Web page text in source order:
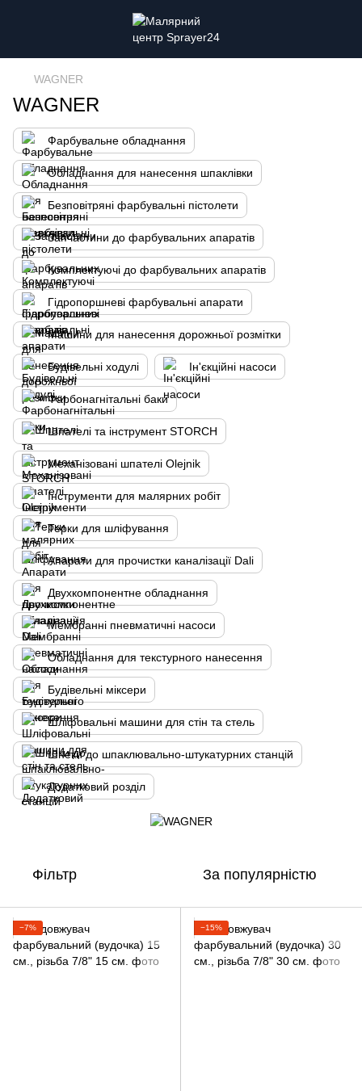
WAGNER
WAGNER
Фарбувальне обладнання
Обладнання для нанесення шпаклівки
Безповітряні фарбувальні пістолети
Запчастини до фарбувальних апаратів
Комплектуючі до фарбувальних апаратів
Гідропоршневі фарбувальні апарати
Машини для нанесення дорожньої розмітки
Будівельні ходулі Ін'єкційні насоси
Фарбонагнітальні баки
Шпателі та інструмент STORCH
Механізовані шпателі Olejnik
Інструменти для малярних робіт
Терки для шліфування
Апарати для прочистки каналізації Dali
Двухкомпонентне обладнання
Мембранні пневматичні насоси
Обладнання для текстурного нанесення
Будівельні міксери
Шліфовальні машини для стін та стель
Шнеки до шпаклювально-штукатурних станцій
Додатковий розділ
Фільтр За популярністю
−7% −15%